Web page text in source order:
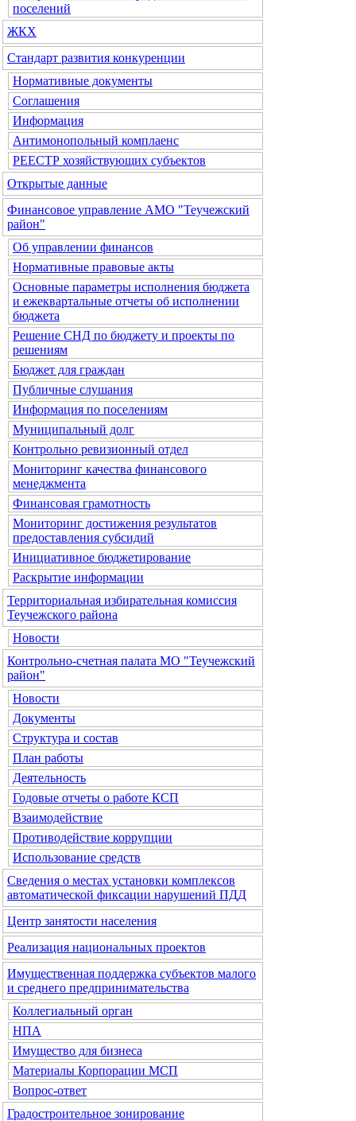
поселений
ЖКХ
Стандарт развития конкуренции
Нормативные документы
Соглашения
Информация
Антимонопольный комплаенс
РЕЕСТР хозяйствующих субъектов
Открытые данные
Финансовое управление АМО "Теучежский
район"
Об управлении финансов
Нормативные правовые акты
Основные параметры исполнения бюджета
и ежеквартальные отчеты об исполнении
бюджета
Решение СНД по бюджету и проекты по
решениям
Бюджет для граждан
Публичные слушания
Информация по поселениям
Муниципальный долг
Контрольно ревизионный отдел
Мониторинг качества финансового
менеджмента
Финансовая грамотность
Мониторинг достижения результатов
предоставления субсидий
Инициативное бюджетирование
Раскрытие информации
Территориальная избирательная комиссия
Теучежского района
Новости
Контрольно-счетная палата МО "Теучежский
район"
Новости
Документы
Структура и состав
План работы
Деятельность
Годовые отчеты о работе КСП
Взаимодействие
Противодействие коррупции
Использование средств
Сведения о местах установки комплексов
автоматической фиксации нарушений ПДД
Центр занятости населения
Реализация национальных проектов
Имущественная поддержка субъектов малого
и среднего предпринимательства
Коллегиальный орган
НПА
Имущество для бизнеса
Материалы Корпорации МСП
Вопрос-ответ
Градостроительное зонирование